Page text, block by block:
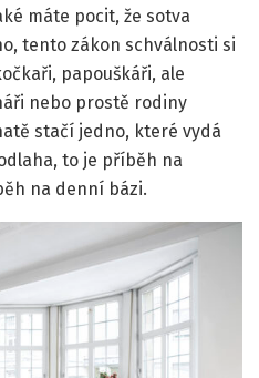
máte pocit, že sotva
tento zákon schválnosti si
papouškáři, ale
nebo prostě rodiny
stačí jedno, které vydá
to je příběh na
na denní bázi.